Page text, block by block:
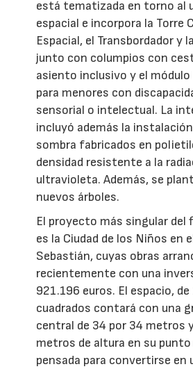
está tematizada en torno al
espacial e incorpora la Torre
Espacial, el Transbordador y
junto con columpios con
asiento inclusivo y el
para menores con
sensorial o intelectual. La
incluyó además la
sombra fabricados en
densidad resistente a la
ultravioleta. Además, se
nuevos árboles.
El proyecto más singular del
es la Ciudad de los Niños en
Sebastián, cuyas obras
recientemente con una
921.196 euros. El espacio,
cuadrados contará con una
central de 34 por 34 metros
metros de altura en su punto
pensada para convertirse en